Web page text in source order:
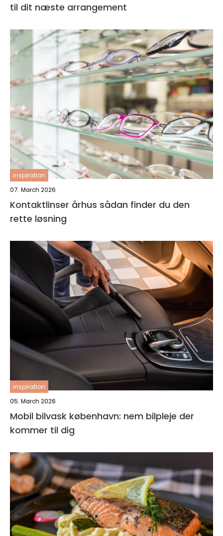
til dit næste arrangement
inspiration
07. March 2026
Kontaktlinser århus sådan finder du den
rette løsning
inspiration
05. March 2026
Mobil bilvask københavn: nem bilpleje der
kommer til dig